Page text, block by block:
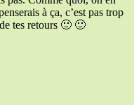
à ça, c’est pas trop
tes retours 🙂 🙂